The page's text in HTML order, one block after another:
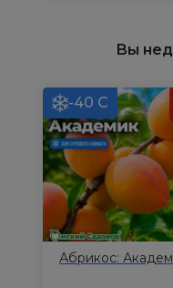
Маликорн,Вы
-40 С
Абрикос: